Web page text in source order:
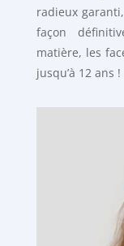
radieux
façon
matière, les
jusqu’à 12 ans !